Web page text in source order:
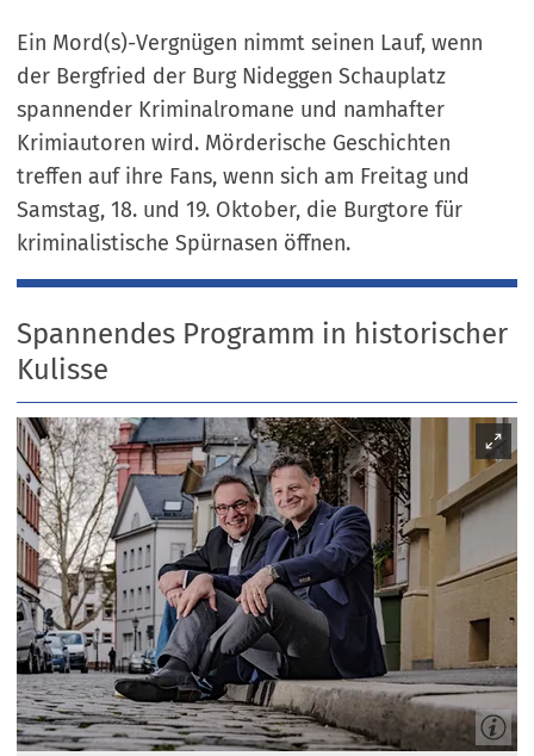
Ein Mord(s)-Vergnügen nimmt seinen Lauf, wenn
der Bergfried der Burg Nideggen Schauplatz
spannender Kriminalromane und namhafter
Krimiautoren wird. Mörderische Geschichten
treffen auf ihre Fans, wenn sich am Freitag und
Samstag, 18. und 19. Oktober, die Burgtore für
kriminalistische Spürnasen öffnen.
Spannendes Programm in historischer
Kulisse